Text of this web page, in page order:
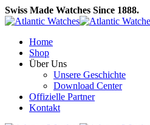
Swiss Made Watches Since 1888.
Home
Shop
Über Uns
Unsere Geschichte
Download Center
Offizielle Partner
Kontakt